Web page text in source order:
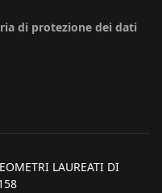
di protezione dei dati
LAUREATI DI